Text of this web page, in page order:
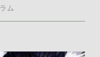
ム